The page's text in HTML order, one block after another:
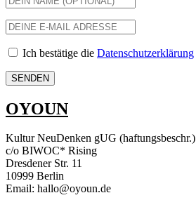
Ich bestätige die Datenschutzerklärung
OYOUN
Kultur NeuDenken gUG (haftungsbeschr.)
c/o BIWOC* Rising
Dresdener Str. 11
10999 Berlin
Email: hallo@oyoun.de